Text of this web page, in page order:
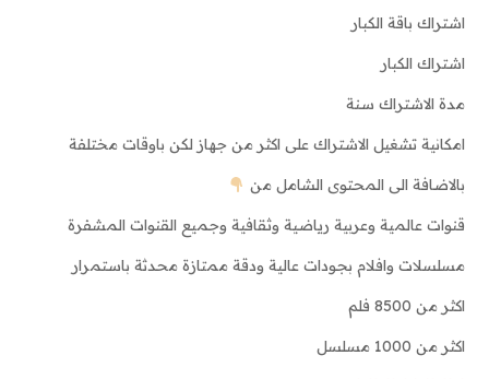
اشتراك باقة الكبار
اشتراك الكبار
مدة الاشتراك سنة
امكانية تشغيل الاشتراك على اكثر من جهاز لكن باوقات مختلفة
بالاضافة الى المحتوى الشامل من
قنوات عالمية وعربية رياضية وثقافية وجميع القنوات المشفرة
مسلسلات وافلام بجودات عالية ودقة ممتازة محدثة باستمرار
اكثر من 8500 فلم
اكثر من 1000 مسلسل